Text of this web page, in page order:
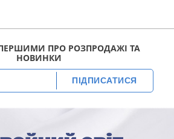
ПРО РОЗПРОДАЖІ ТА
НОВИНКИ
ПІДПИСАТИСЯ